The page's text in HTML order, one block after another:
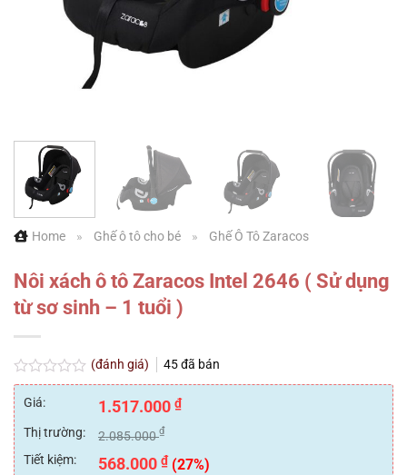
Home » Ghế ô tô cho bé » Ghế Ô Tô Zaracos
Nôi xách ô tô Zaracos Intel 2646 ( Sử dụng
từ sơ sinh – 1 tuổi )
Được
xếp
hạng
0
5
sao
(đánh giá) 45đã bán
Giá: 1.517.000 ₫
Thị trường:
2.085.000₫
Tiết kiệm: 568.000 ₫ (27%)